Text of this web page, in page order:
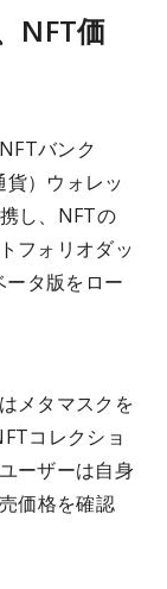
NFT価
バンク
貨）ウォレッ
し、NFTの
フォリオダッ
タ版をロー
メタマスクを
コレクショ
ーザーは自身
価格を確認